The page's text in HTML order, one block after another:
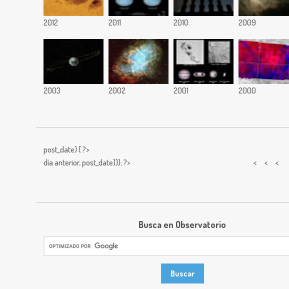
2012 2011 2010 2009
2003 2002 2001 2000
post_date) { ?>
día anterior,post_date))); ?> < < <
Busca en Observatorio